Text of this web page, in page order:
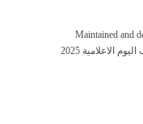
Maintained and